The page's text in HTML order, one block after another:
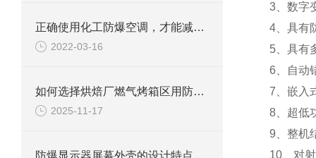
正确使用化工防爆空调，才能减少事故的发生
2022-03-16
如何选择烘焙厂燃气烤箱区用防爆柜？
2025-11-17
3、数字
4、具有
5、具有
6、自动
7、嵌入
8、超低
9、整机
10、对